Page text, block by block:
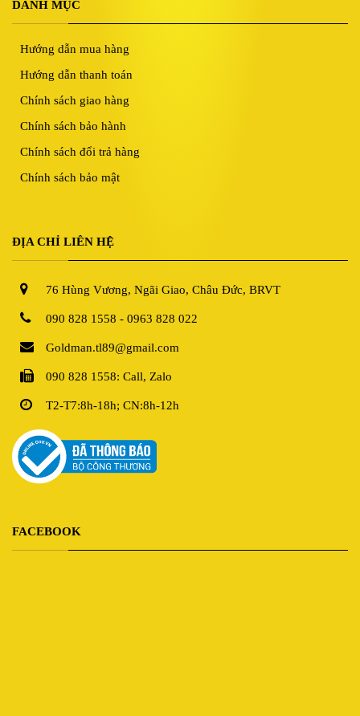
DANH MỤC
Hướng dẫn mua hàng
Hướng dẫn thanh toán
Chính sách giao hàng
Chính sách bảo hành
Chính sách đổi trả hàng
Chính sách bảo mật
ĐỊA CHỈ LIÊN HỆ
76 Hùng Vương, Ngãi Giao, Châu Đức, BRVT
090 828 1558 - 0963 828 022
Goldman.tl89@gmail.com
090 828 1558: Call, Zalo
T2-T7:8h-18h; CN:8h-12h
FACEBOOK